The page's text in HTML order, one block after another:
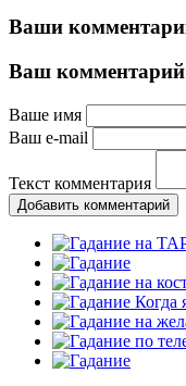
Ваши
Ваш комментарий
Ваше имя
Ваш e-mail
Текст комментария
Добавить комментарий